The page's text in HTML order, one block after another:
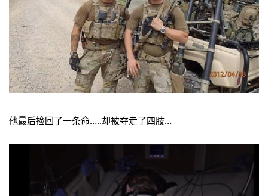
他最后捡回了一条命…..却被夺走了四肢…